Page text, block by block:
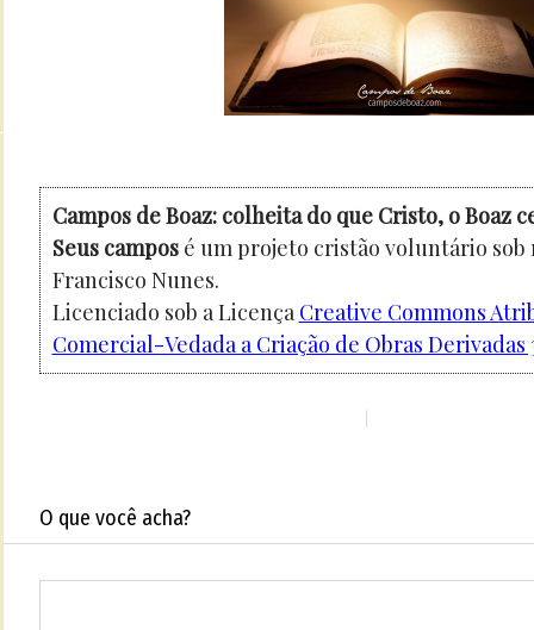
Campos de Boaz: colheita do que Cristo, o Boaz
Seus camposé um projeto cristão voluntário sob
Francisco Nunes.
Licenciado sob a Licença Creative Commons
Comercial-Vedada a Criação de Obras Derivadas
O que você acha?